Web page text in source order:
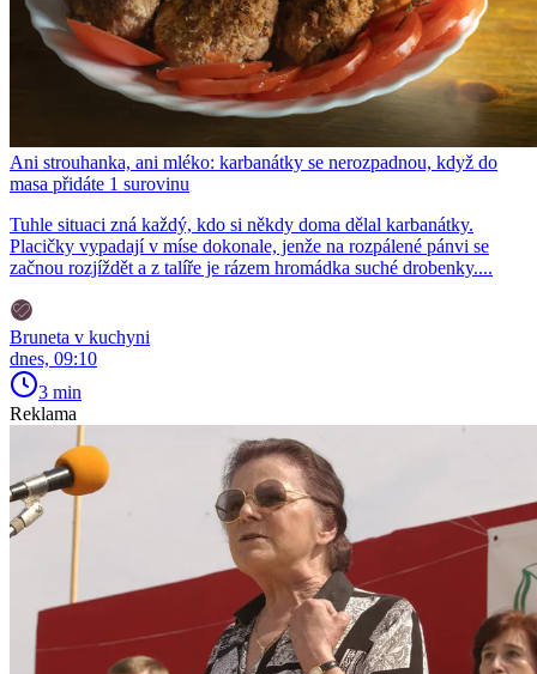
Ani strouhanka, ani mléko: karbanátky se nerozpadnou, když do
masa přidáte 1 surovinu
Tuhle situaci zná každý, kdo si někdy doma dělal karbanátky.
Placičky vypadají v míse dokonale, jenže na rozpálené pánvi se
začnou rozjíždět a z talíře je rázem hromádka suché drobenky....
Bruneta v kuchyni
dnes, 09:10
3 min
Reklama